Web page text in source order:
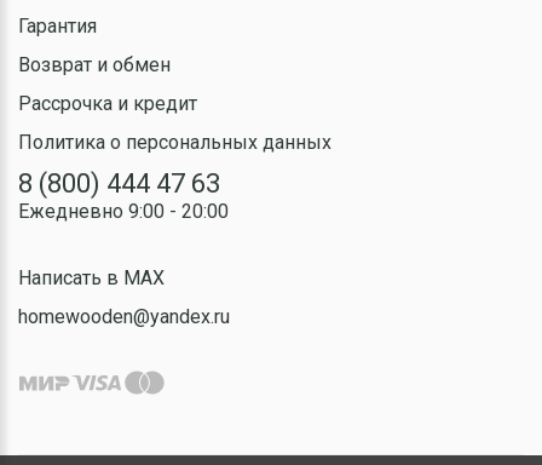
Гарантия
Возврат и обмен
Рассрочка и кредит
Политика о персональных данных
8 (800) 444 47 63
Ежедневно 9:00 - 20:00
Написать в MAX
homewooden@yandex.ru